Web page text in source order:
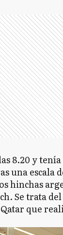
8.20 y
una escala
hinchas
Se trata
que